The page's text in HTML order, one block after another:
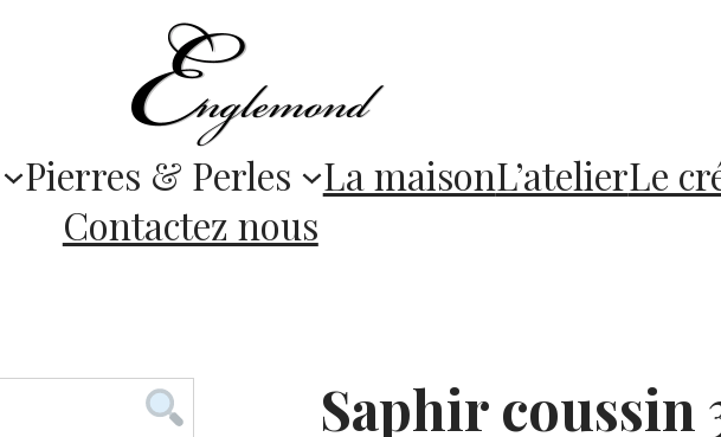
Pierres & Perles La maisonL’atelierLe
Contactez nous
Saphir coussin